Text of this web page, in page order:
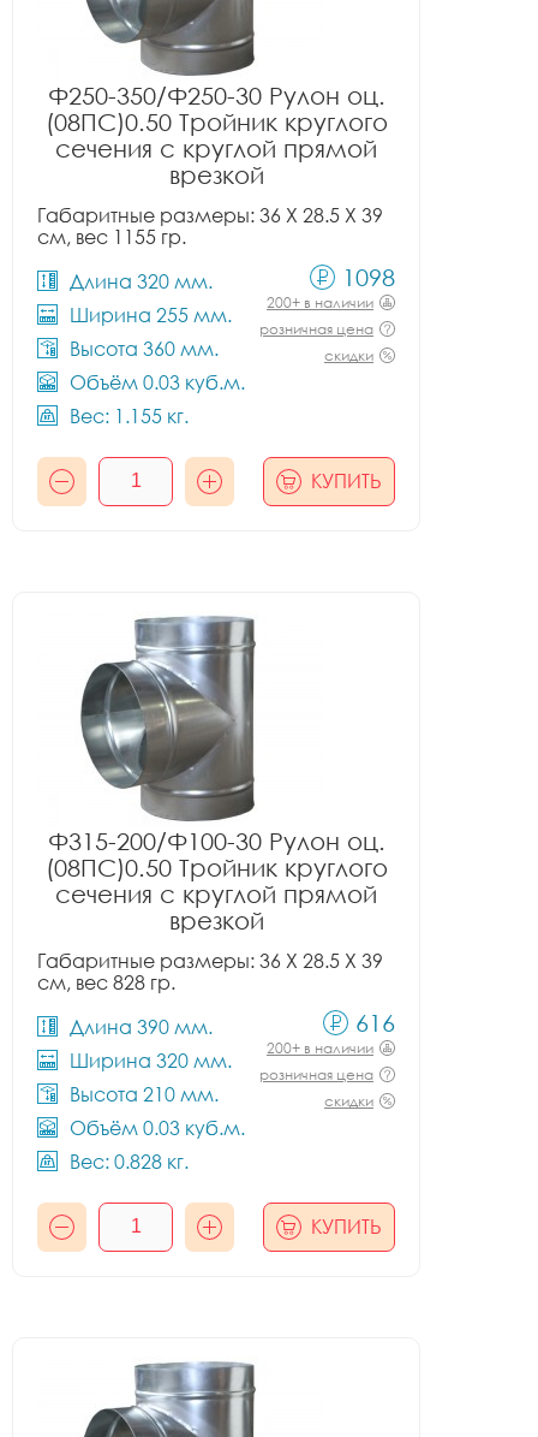
Ф250-350/Ф250-30 Рулон оц.
(08ПС)0.50 Тройник круглого
сечения с круглой прямой
врезкой
Габаритные размеры: 36 X 28.5 X 39
см, вес 1155 гр.
Длина 320 мм.
Ширина 255 мм.
Высота 360 мм.
Объём 0.03 куб.м.
Вес: 1.155 кг.
1098
200+ в наличии
розничная цена
скидки
КУПИТЬ
Ф315-200/Ф100-30 Рулон оц.
(08ПС)0.50 Тройник круглого
сечения с круглой прямой
врезкой
Габаритные размеры: 36 X 28.5 X 39
см, вес 828 гр.
Длина 390 мм.
Ширина 320 мм.
Высота 210 мм.
Объём 0.03 куб.м.
Вес: 0.828 кг.
616
200+ в наличии
розничная цена
скидки
КУПИТЬ